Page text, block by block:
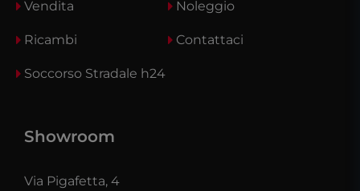
Vendita Noleggio
Ricambi Contattaci
Soccorso Stradale h24
Showroom
Via Pigafetta, 4